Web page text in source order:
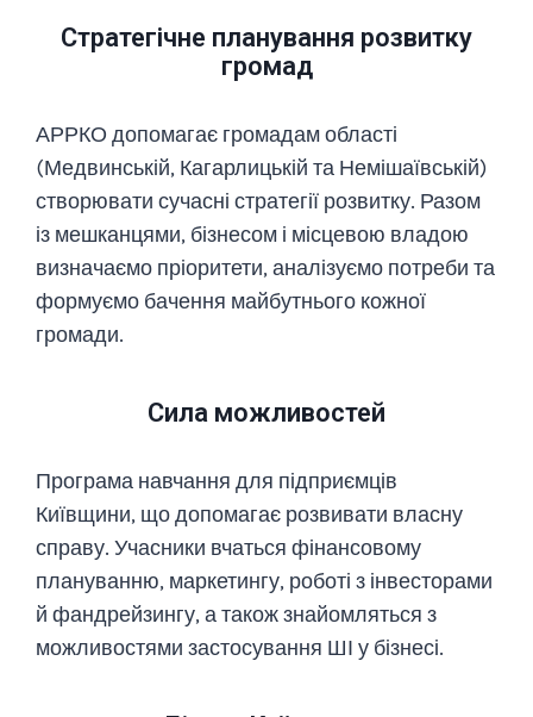
Стратегічне планування розвитку
громад
АРРКО допомагає громадам області
(Медвинській, Кагарлицькій та Немішаївській)
створювати сучасні стратегії розвитку. Разом
із мешканцями, бізнесом і місцевою владою
визначаємо пріоритети, аналізуємо потреби та
формуємо бачення майбутнього кожної
громади.
Сила можливостей
Програма навчання для підприємців
Київщини, що допомагає розвивати власну
справу. Учасники вчаться фінансовому
плануванню, маркетингу, роботі з інвесторами
й фандрейзингу, а також знайомляться з
можливостями застосування ШІ у бізнесі.